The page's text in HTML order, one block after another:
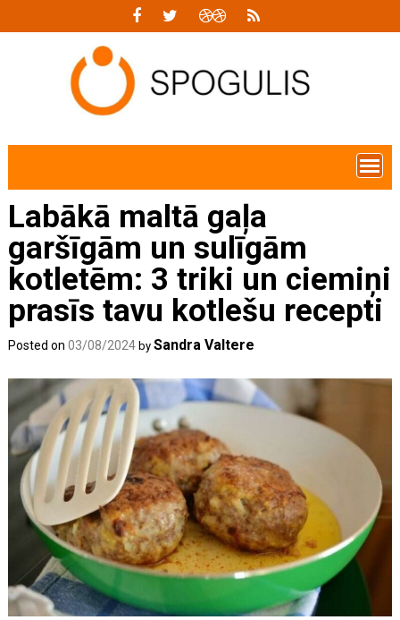
Labākā maltā gaļa
garšīgām un sulīgām
kotletēm: 3 triki un ciemiņi
prasīs tavu kotlešu recepti
Posted on03/08/2024 bySandra Valtere